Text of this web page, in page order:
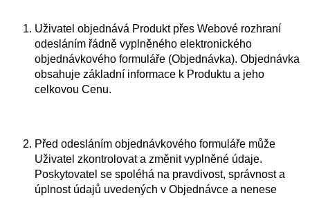
Uživatel objednává Produkt přes Webové rozhraní
odesláním řádně vyplněného elektronického
objednávkového formuláře (Objednávka). Objednávka
obsahuje základní informace k Produktu a jeho
celkovou Cenu.
Před odesláním objednávkového formuláře může
Uživatel zkontrolovat a změnit vyplněné údaje.
Poskytovatel se spoléhá na pravdivost, správnost a
úplnost údajů uvedených v Objednávce a nenese